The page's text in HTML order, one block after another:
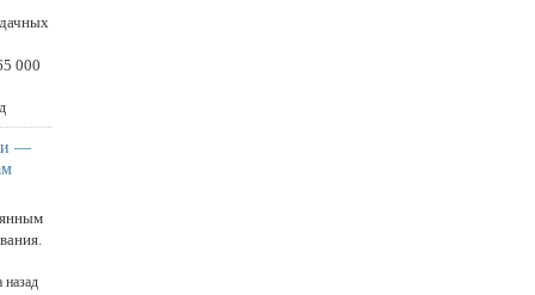
000
—
назад